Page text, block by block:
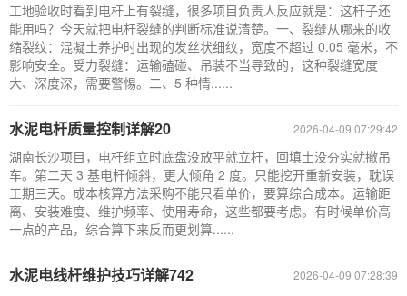
工地验收时看到电杆上有裂缝，很多项目负责人反应就是：这杆子还
能用吗？今天就把电杆裂缝的判断标准说清楚。一、裂缝从哪来的收
缩裂纹：混凝土养护时出现的发丝状细纹，宽度不超过 0.05 毫米，不
影响安全。受力裂缝：运输磕碰、吊装不当导致的，这种裂缝宽度
大、深度深，需要警惕。二、5 种情......
2026-04-09 07:29:42
水泥电杆质量控制详解20
湖南长沙项目，电杆组立时底盘没放平就立杆，回填土没夯实就撤吊
车。第二天 3 基电杆倾斜，更大倾角 2 度。只能挖开重新安装，耽误
工期三天。成本核算方法采购不能只看单价，要算综合成本。运输距
离、安装难度、维护频率、使用寿命，这些都要考虑。有时候单价高
一点的产品，综合算下来反而更划算......
2026-04-09 07:28:39
水泥电线杆维护技巧详解742